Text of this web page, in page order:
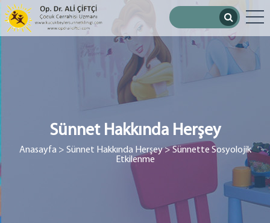
Sünnet Hakkında Herşey
Anasayfa > Sünnet Hakkında Herşey> Sünnette Sosyolojik
Etkilenme